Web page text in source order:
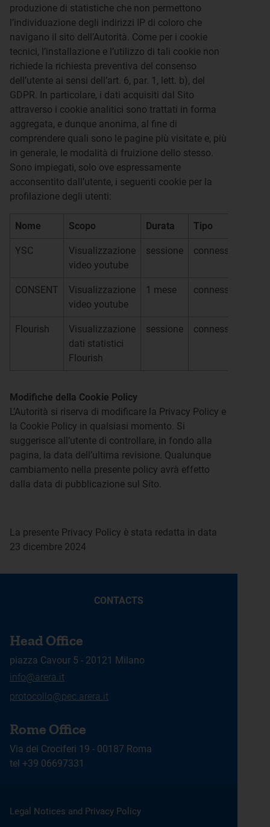
produzione di statistiche che non permettono
l’individuazione degli indirizzi IP di coloro che
navigano il sito dell’Autorità. Come per i cookie
tecnici, l’installazione e l’utilizzo di tali cookie non
richiede la richiesta preventiva del consenso
dell’utente ai sensi dell’art. 6, par. 1, lett. b), del
GDPR. In particolare, i dati acquisiti dal Sito
attraverso i cookie analitici sono trattati in forma
aggregata, e dunque anonima, al fine di
comprendere quali sono le pagine più visitate e, più
in generale, le modalità di fruizione dello stesso.
Sono impiegati, solo ove espressamente
acconsentito dall’utente, i seguenti cookie per la
profilazione degli utenti:
Nome Scopo Durata Tipo
YSC
Visualizzazione
video youtube
sessione connessione
CONSENT
Visualizzazione
video youtube
1 mese connessione
Flourish
Visualizzazione
dati statistici
Flourish
sessione connessione
Modifiche della Cookie Policy
L’Autorità si riserva di modificare la Privacy Policy e
la Cookie Policy in qualsiasi momento. Si
suggerisce all’utente di controllare, in fondo alla
pagina, la data dell’ultima revisione. Qualunque
cambiamento nella presente policy avrà effetto
dalla data di pubblicazione sul Sito.
La presente Privacy Policy è stata redatta in data
23 dicembre 2024
CONTACTS
Head Office
piazza Cavour 5 - 20121 Milano
info@arera.it
protocollo@pec.arera.it
Rome Office
Via dei Crociferi 19 - 00187 Roma
tel +39 06697331
Legal Notices and Privacy Policy